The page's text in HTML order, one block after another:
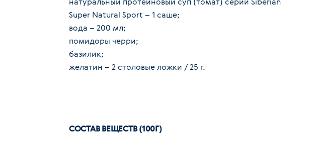
Super Natural Sport – 1 саше;
вода – 200 мл;
помидоры черри;
базилик;
желатин – 2 столовые ложки / 25 г.
СОСТАВ ВЕЩЕСТВ (100Г)